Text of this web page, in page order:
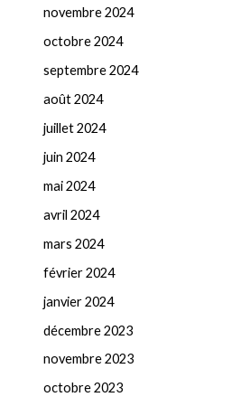
novembre 2024
octobre 2024
septembre 2024
août 2024
juillet 2024
juin 2024
mai 2024
avril 2024
mars 2024
février 2024
janvier 2024
décembre 2023
novembre 2023
octobre 2023